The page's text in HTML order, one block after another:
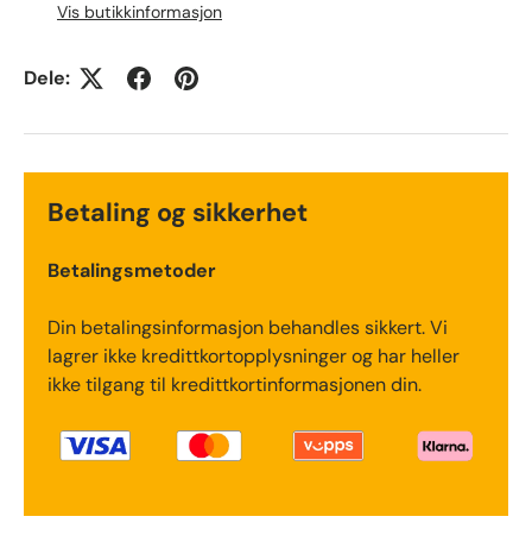
Vis butikkinformasjon
Dele:
Betaling og sikkerhet
Betalingsmetoder
Din betalingsinformasjon behandles sikkert. Vi
lagrer ikke kredittkortopplysninger og har heller
ikke tilgang til kredittkortinformasjonen din.